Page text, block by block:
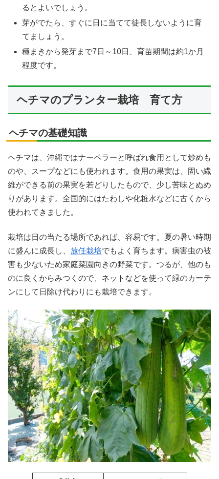
るとよいでしょう。
芽がでたら、すぐに日に当てて徒長しないように育
てましょう。
種まきから発芽まで7日～10日、育苗期間は約1か月
程度です。
ヘチマのプランター栽培 育て方
ヘチマの基礎知識
ヘチマは、沖縄ではナーベラーと呼ばれ食用として炒めも
のや、スープなどにも使われます。食用の果実は、固い繊
維ができる前の果実を若どりしたもので、少し苦味とぬめ
りがあります。全国的にはたわしや化粧水などに古くから
使われてきました。
栽培は日の当たる場所であれば、容易です。夏の暑い時期
に盛んに成長し、 放任栽培でもよく育ちます。病害虫の被
害も少ないため家庭菜園向きの野菜です。つるが、他のも
のに良くからみつくので、ネットなどを使って緑のカーテ
ンにして日除け代わりにも栽培できます。